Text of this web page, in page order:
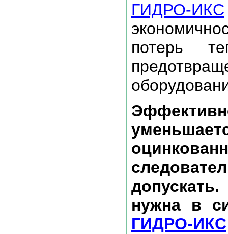
ГИДРО-ИКС
потерь
нужна в
ГИДРО-ИКС